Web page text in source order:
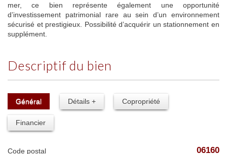
mer, ce bien représente également une opportunité
d’investissement patrimonial rare au sein d’un environnement
sécurisé et prestigieux. Possibilité d’acquérir un stationnement en
supplément.
descriptif du bien
Général Détails + Copropriété
Financier
Code postal 06160